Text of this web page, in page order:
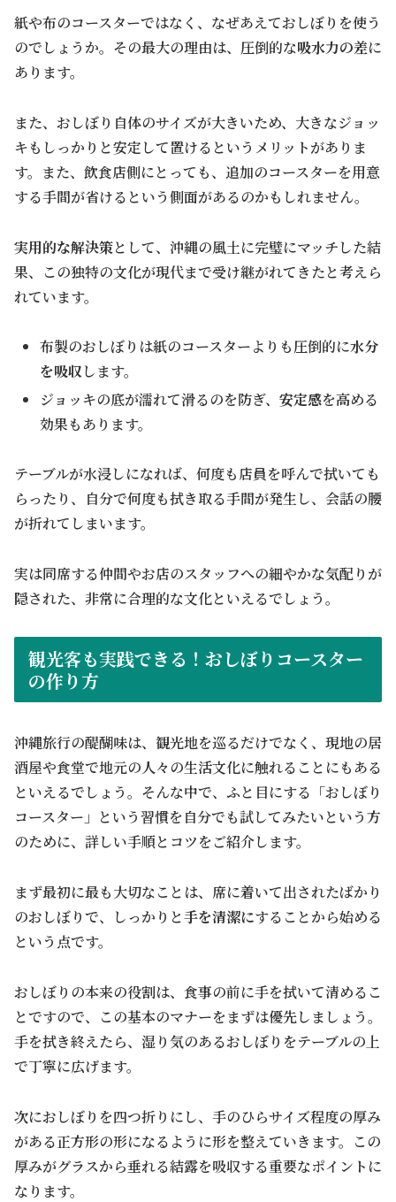
紙や布のコースターではなく、なぜあえておしぼりを使う
のでしょうか。その最大の理由は、圧倒的な吸水力の差に
あります。
また、おしぼり自体のサイズが大きいため、大きなジョッ
キもしっかりと安定して置けるというメリットがありま
す。また、飲食店側にとっても、追加のコースターを用意
する手間が省けるという側面があるのかもしれません。
実用的な解決策として、沖縄の風土に完璧にマッチした結
果、この独特の文化が現代まで受け継がれてきたと考えら
れています。
布製のおしぼりは紙のコースターよりも圧倒的に水分
を吸収します。
ジョッキの底が濡れて滑るのを防ぎ、安定感を高める
効果もあります。
テーブルが水浸しになれば、何度も店員を呼んで拭いても
らったり、自分で何度も拭き取る手間が発生し、会話の腰
が折れてしまいます。
実は同席する仲間やお店のスタッフへの細やかな気配りが
隠された、非常に合理的な文化といえるでしょう。
観光客も実践できる！おしぼりコースター
の作り方
沖縄旅行の醍醐味は、観光地を巡るだけでなく、現地の居
酒屋や食堂で地元の人々の生活文化に触れることにもある
といえるでしょう。そんな中で、ふと目にする「おしぼり
コースター」という習慣を自分でも試してみたいという方
のために、詳しい手順とコツをご紹介します。
まず最初に最も大切なことは、席に着いて出されたばかり
のおしぼりで、しっかりと手を清潔にすることから始める
という点です。
おしぼりの本来の役割は、食事の前に手を拭いて清めるこ
とですので、この基本のマナーをまずは優先しましょう。
手を拭き終えたら、湿り気のあるおしぼりをテーブルの上
で丁寧に広げます。
次におしぼりを四つ折りにし、手のひらサイズ程度の厚み
がある正方形の形になるように形を整えていきます。この
厚みがグラスから垂れる結露を吸収する重要なポイントに
なります。